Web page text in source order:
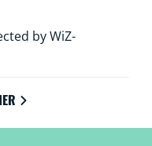
by WiZ-